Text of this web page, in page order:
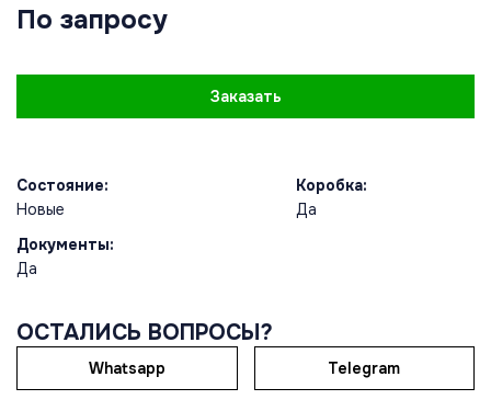
По запросу
Заказать
Состояние:
Новые
Коробка:
Да
Документы:
Да
ОСТАЛИСЬ ВОПРОСЫ?
Whatsapp Telegram